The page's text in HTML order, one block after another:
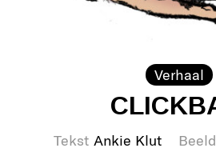
Verhaal
Tekst Ankie Klut Beeld